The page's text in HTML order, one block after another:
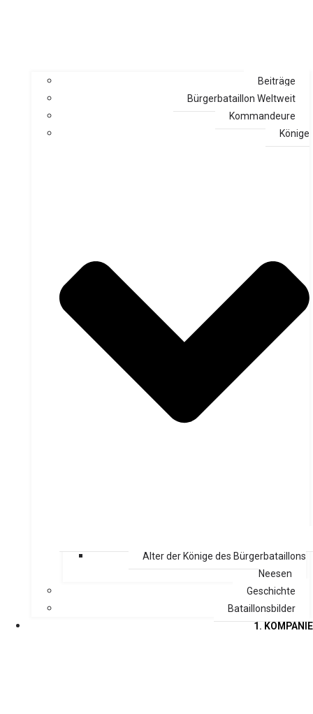
Beiträge
Bürgerbataillon Weltweit
Kommandeure
Könige
Alter der Könige des Bürgerbataillons
Neesen
Geschichte
Bataillonsbilder
1. KOMPANIE